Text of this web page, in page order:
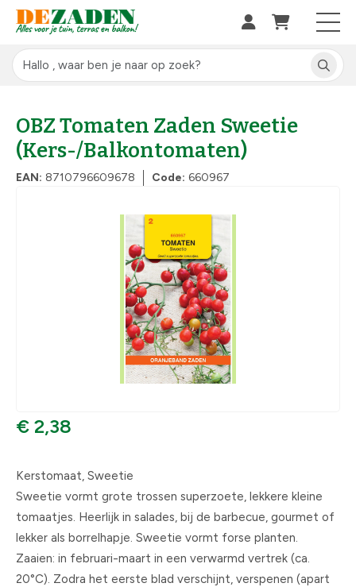
OBZ Tomaten Zaden Sweetie
(Kers-/Balkontomaten)
EAN: 8710796609678 Code: 660967
€ 2,38
Kerstomaat, Sweetie
Sweetie vormt grote trossen superzoete, lekkere kleine
tomaatjes. Heerlijk in salades, bij de barbecue, gourmet of
lekker als borrelhapje. Sweetie vormt forse planten.
Zaaien: in februari-maart in een verwarmd vertrek (ca.
20°C). Zodra het eerste blad verschijnt, verspenen (apart